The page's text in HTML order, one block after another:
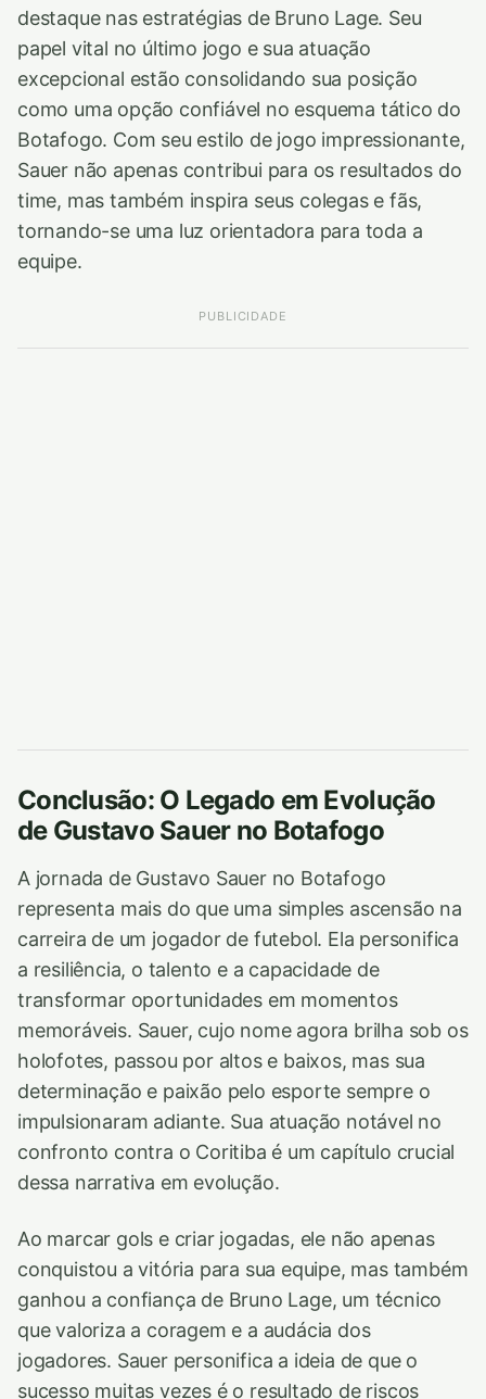
destaque nas estratégias de Bruno Lage. Seu
papel vital no último jogo e sua atuação
excepcional estão consolidando sua posição
como uma opção confiável no esquema tático do
Botafogo. Com seu estilo de jogo impressionante,
Sauer não apenas contribui para os resultados do
time, mas também inspira seus colegas e fãs,
tornando-se uma luz orientadora para toda a
equipe.
PUBLICIDADE
Conclusão: O Legado em Evolução
de Gustavo Sauer no Botafogo
A jornada de Gustavo Sauer no Botafogo
representa mais do que uma simples ascensão na
carreira de um jogador de futebol. Ela personifica
a resiliência, o talento e a capacidade de
transformar oportunidades em momentos
memoráveis. Sauer, cujo nome agora brilha sob os
holofotes, passou por altos e baixos, mas sua
determinação e paixão pelo esporte sempre o
impulsionaram adiante. Sua atuação notável no
confronto contra o Coritiba é um capítulo crucial
dessa narrativa em evolução.
Ao marcar gols e criar jogadas, ele não apenas
conquistou a vitória para sua equipe, mas também
ganhou a confiança de Bruno Lage, um técnico
que valoriza a coragem e a audácia dos
jogadores. Sauer personifica a ideia de que o
sucesso muitas vezes é o resultado de riscos